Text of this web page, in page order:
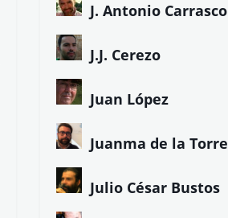
J. Antonio Carrasco
J.J. Cerezo
Juan López
Juanma de la Torre
Julio César Bustos